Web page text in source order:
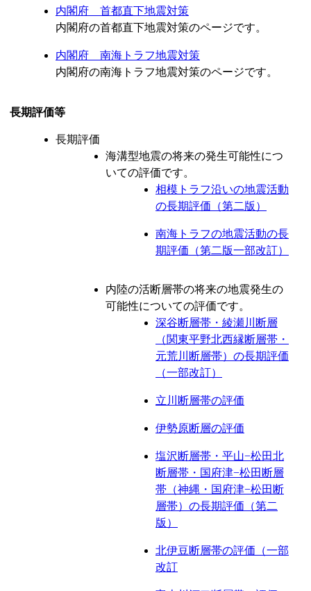
内閣府 首都直下地震対策
内閣府の首都直下地震対策のページです。
内閣府 南海トラフ地震対策
内閣府の南海トラフ地震対策のページです。
期評価等
長期評価
海溝型地震の将来の発生可能性につ
いての評価です。
相模トラフ沿いの地震活動
の長期評価（第二版）
南海トラフの地震活動の長
期評価（第二版一部改訂）
内陸の活断層帯の将来の地震発生の
可能性についての評価です。
深谷断層帯・綾瀬川断層
（関東平野北西縁断層帯・
元荒川断層帯）の長期評価
（一部改訂）
立川断層帯の評価
伊勢原断層の評価
塩沢断層帯・平山−松田北
断層帯・国府津−松田断層
帯（神縄・国府津−松田断
層帯）の長期評価（第二
版）
北伊豆断層帯の評価（一部
改訂